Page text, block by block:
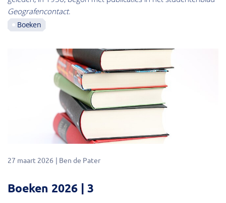
Geografencontact.
Boeken
27 maart 2026 Ben de Pater
Boeken 2026 | 3